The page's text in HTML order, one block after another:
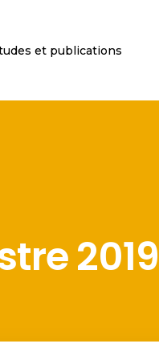
et publications
2019